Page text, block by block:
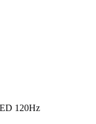
120Hz